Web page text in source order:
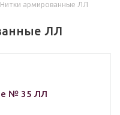
Нитки армированные ЛЛ
ЛЛ
№ 35 ЛЛ